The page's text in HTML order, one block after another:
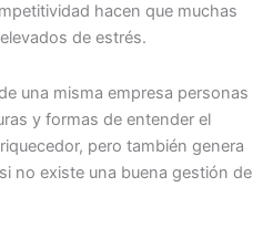
hacen que muchas
de estrés.
una misma empresa personas
y formas de entender el
pero también genera
no existe una buena gestión de